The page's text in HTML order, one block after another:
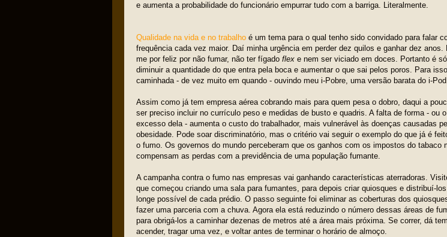
e aumenta a probabilidade do funcionário empurrar tudo com a barriga. Literalmente.
Qualidade na vida e no trabalho é um tema para o qual tenho sido convidado para falar
frequência cada vez maior. Daí minha urgência em perder dez quilos e ganhar dez anos.
me por feliz por não fumar, não ter fígado flex e nem ser viciado em doces. Portanto é só
diminuir a quantidade do que entra pela boca e aumentar o que sai pelos poros. Para
caminhada - de vez muito em quando - ouvindo meu i-Pobre, uma versão barata do i-
Assim como já tem empresa aérea cobrando mais para quem pesa o dobro, daqui a
ser preciso incluir no currículo peso e medidas de busto e quadris. A falta de forma - ou o
excesso dela - aumenta o custo do trabalhador, mais vulnerável às doenças causadas
obesidade. Pode soar discriminatório, mas o critério vai seguir o exemplo do que já é
o fumo. Os governos do mundo perceberam que os ganhos com os impostos do tabaco
compensam as perdas com a previdência de uma população fumante.
A campanha contra o fumo nas empresas vai ganhando características aterradoras.
que começou criando uma sala para fumantes, para depois criar quiosques e distribuí-
longe possível de cada prédio. O passo seguinte foi eliminar as coberturas dos
fazer uma parceria com a chuva. Agora ela está reduzindo o número dessas áreas de
para obrigá-los a caminhar dezenas de metros até a área mais próxima. Se correr, dá
acender, tragar uma vez, e voltar antes de terminar o horário de almoço.